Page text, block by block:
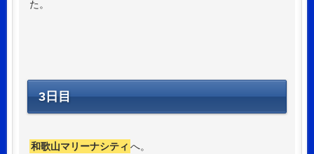
た。
3日目
和歌山マリーナシティ へ。